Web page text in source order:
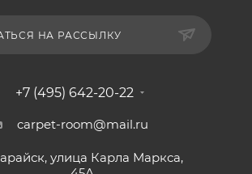
НА РАССЫЛКУ
+7 (495) 642-20-22
carpet-room@mail.ru
улица Карла Маркса,